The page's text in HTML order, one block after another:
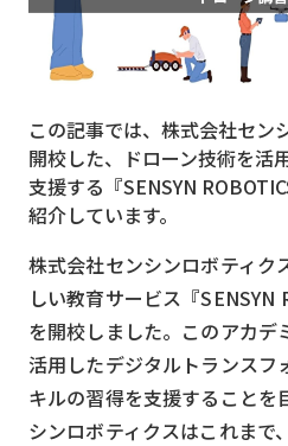
クラウド
VPN
スマート〇〇
スマート農業
ドローン
ロボット
スマート物流
IoT
この記事では、株式会社セン
開校した、ドローン技術を活
支援する『SENSYN
紹介しています。
株式会社センシンロボティク
しい教育サービス『SENSYN
を開校しました。このアカデ
活用したデジタルトランスフ
キルの習得を支援することを
シンロボティクスはこれまで